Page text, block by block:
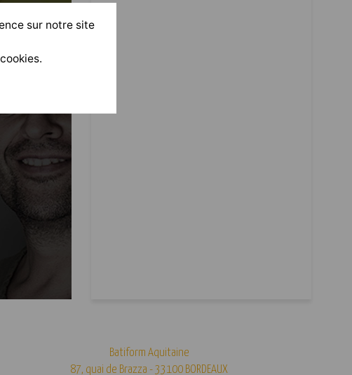
Batiform Aquitaine
87, quai de Brazza - 33100 BORDEAUX
sur notre site